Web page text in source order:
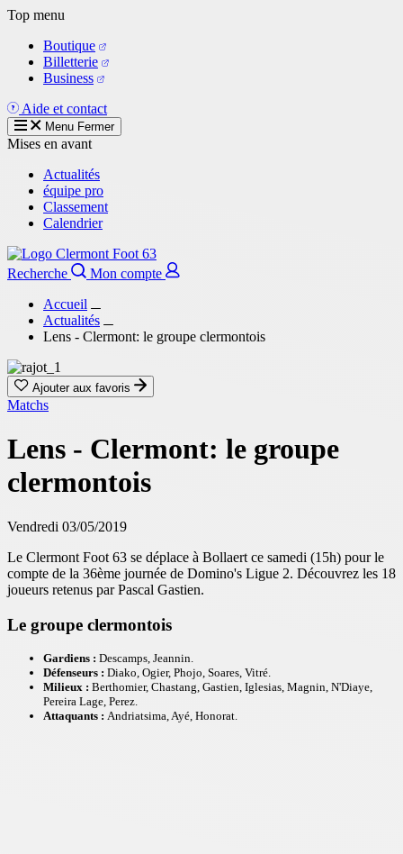
Aller
contenu
principal
Top menu
Boutique
Billetterie
Business
Aide et contact
Menu Fermer
Mises en avant
Actualités
équipe pro
Classement
Calendrier
Recherche
Mon compte
Accueil
Actualités
Lens - Clermont: le groupe clermontois
Ajouter aux favoris
Matchs
Lens - Clermont: le groupe
clermontois
Vendredi 03/05/2019
Le Clermont Foot 63 se déplace à Bollaert ce samedi (15h) pour le
compte de la 36ème journée de Domino's Ligue 2. Découvrez les 18
joueurs retenus par Pascal Gastien.
Le groupe clermontois
Gardiens : Descamps, Jeannin.
Défenseurs : Diako, Ogier, Phojo, Soares, Vitré.
Milieux : Berthomier, Chastang, Gastien, Iglesias, Magnin, N'Diaye,
Pereira Lage, Perez.
Attaquants : Andriatsima, Ayé, Honorat.